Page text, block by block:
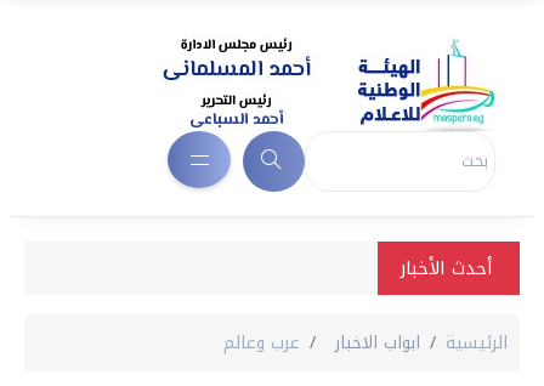
أحدث الأخبار
الرئيسية ابواب الاخبار عرب وعالم